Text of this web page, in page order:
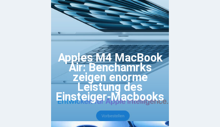
Apples M4 MacBook
Air: Benchamrks
zeigen enorme
Leistung des
Einsteiger-Macbooks